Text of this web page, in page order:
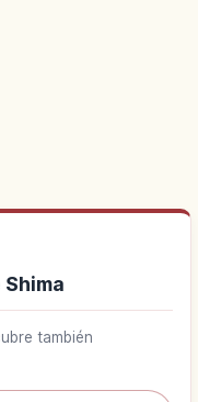
también